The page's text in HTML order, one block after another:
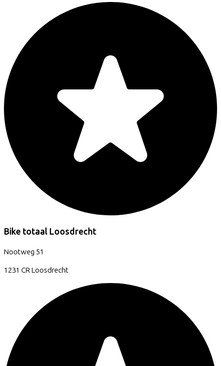
Bike totaal Loosdrecht
Nootweg 51
1231 CRLoosdrecht